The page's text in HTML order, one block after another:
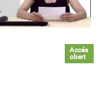
Accés
obert